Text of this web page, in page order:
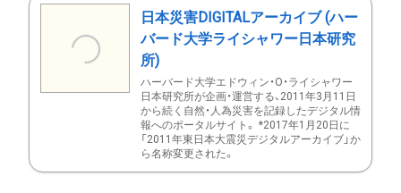
日本災害DIGITALアーカイブ (ハー
バード大学ライシャワー日本研究
所)
ハーバード大学エドウィン・O・ライシャワー
日本研究所が企画・運営する、2011年3月11日
から続く自然・人為災害を記録したデジタル情
報へのポータルサイト。 *2017年1月20日に
「2011年東日本大震災デジタルアーカイブ」か
ら名称変更された。